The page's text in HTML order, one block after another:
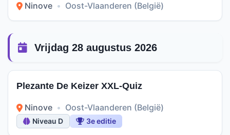
Ninove • Oost-Vlaanderen (België)
Vrijdag 28 augustus 2026
Plezante De Keizer XXL-Quiz
Ninove • Oost-Vlaanderen (België)
Niveau D 3e editie